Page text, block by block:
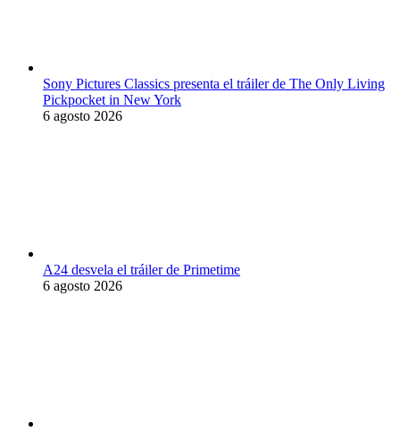
Sony Pictures Classics presenta el tráiler de The Only Living
Pickpocket in New York
6 agosto 2026
A24 desvela el tráiler de Primetime
6 agosto 2026